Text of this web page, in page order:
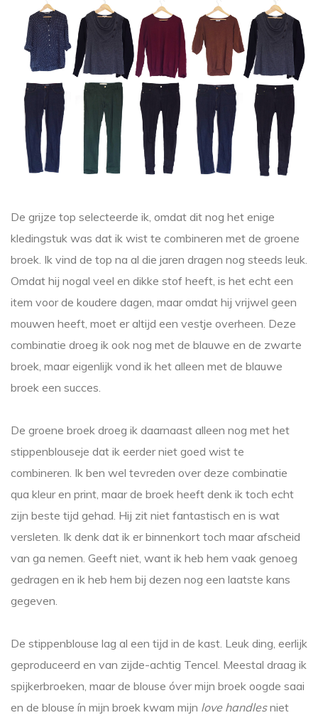
De grijze top selecteerde ik, omdat dit nog het enige
kledingstuk was dat ik wist te combineren met de groene
broek. Ik vind de top na al die jaren dragen nog steeds leuk.
Omdat hij nogal veel en dikke stof heeft, is het echt een
item voor de koudere dagen, maar omdat hij vrijwel geen
mouwen heeft, moet er altijd een vestje overheen. Deze
combinatie droeg ik ook nog met de blauwe en de zwarte
broek, maar eigenlijk vond ik het alleen met de blauwe
broek een succes.
De groene broek droeg ik daarnaast alleen nog met het
stippenblouseje dat ik eerder niet goed wist te
combineren. Ik ben wel tevreden over deze combinatie
qua kleur en print, maar de broek heeft denk ik toch echt
zijn beste tijd gehad. Hij zit niet fantastisch en is wat
versleten. Ik denk dat ik er binnenkort toch maar afscheid
van ga nemen. Geeft niet, want ik heb hem vaak genoeg
gedragen en ik heb hem bij dezen nog een laatste kans
gegeven.
De stippenblouse lag al een tijd in de kast. Leuk ding, eerlijk
geproduceerd en van zijde-achtig Tencel. Meestal draag ik
spijkerbroeken, maar de blouse óver mijn broek oogde saai
en de blouse ín mijn broek kwam mijn love handlesniet